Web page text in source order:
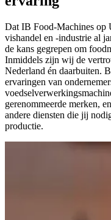
Dat IB Food-Machines op
vishandel en -industrie al
de kans gegrepen om
Inmiddels zijn wij de
Nederland én daarbuiten.
ervaringen van
gerenommeerde merken,
andere diensten die jij
productie.